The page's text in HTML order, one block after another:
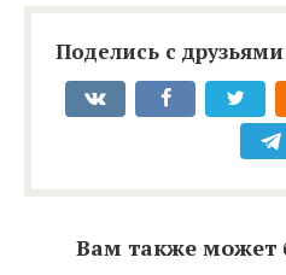
Поделись с
Вам также может